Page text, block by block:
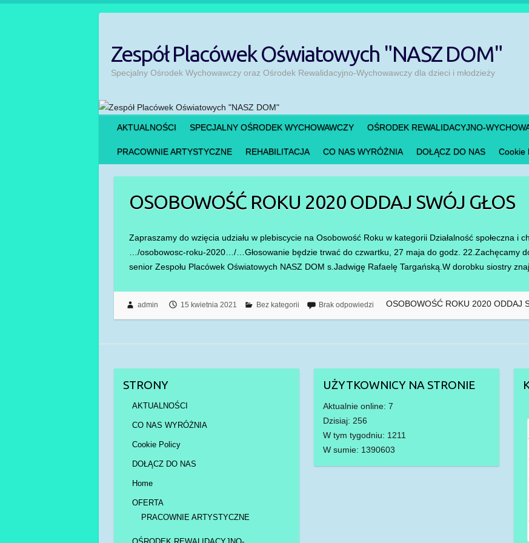
Zespół Placówek Oświatowych "NASZ DOM"
Specjalny Ośrodek Wychowawczy oraz Ośrodek Rewalidacyjno-Wychowawczy dla dzieci i młodzieży
AKTUALNOŚCI SPECJALNY OŚRODEK WYCHOWAWCZY OŚRODEK REWALIDACYJNO-
PRACOWNIE ARTYSTYCZNE REHABILITACJA CO NAS WYRÓŻNIA DOŁĄCZ DO NAS Cookie
OSOBOWOŚĆ ROKU 2020 ODDAJ SWÓJ GŁOS
Zapraszamy do wzięcia udziału w plebiscycie na Osobowość Roku w kategorii Działalność społeczna i
…/osobowosc-roku-2020…/…Głosowanie będzie trwać do czwartku, 27 maja do godz. 22.Zachęcamy
senior Zespołu Placówek Oświatowych NASZ DOM s.Jadwigę Rafaelę Targańską.W dorobku siostry
admin 15 kwietnia 2021 Bez kategorii Brak odpowiedzi OSOBOWOŚĆ ROKU 2020 ODDAJ
STRONY
AKTUALNOŚCI
CO NAS WYRÓŻNIA
Cookie Policy
DOŁĄCZ DO NAS
Home
OFERTA
PRACOWNIE ARTYSTYCZNE
UŻYTKOWNICY NA STRONIE
Aktualnie online: 7
Dzisiaj: 256
W tym tygodniu: 1211
W sumie: 1390603